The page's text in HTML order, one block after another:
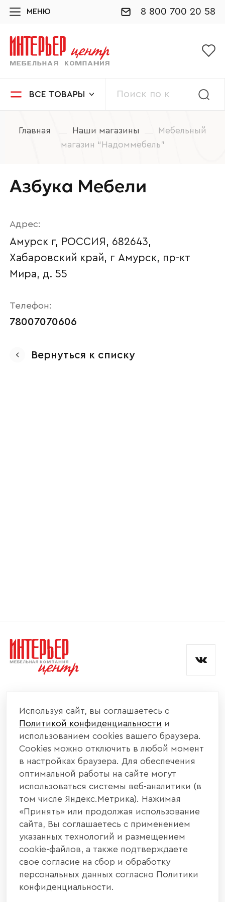
МЕНЮ 8 800 700 20 58
ВСЕ ТОВАРЫ
Главная Наши магазины
Мебельный
магазин “Надоммебель”
Азбука Мебели
Адрес:
Амурск г, РОССИЯ, 682643,
Хабаровский край, г Амурск, пр-кт
Мира, д. 55
Телефон:
78007070606
Вернуться к списку
КАТАЛОГ МЕБЕЛИ
ИНФОРМАЦИЯ
НАШИ КОНТАКТЫ
+7 800 700 20 58
440004, г. Пенза, ул. Рябова, д. 31
info@interier-center.ru
Согласен с
и обработкой данных.
Используя сайт, вы соглашаетесь с
Политикой конфиденциальности и
использованием cookies вашего браузера.
Cookies можно отключить в любой момент
в настройках браузера. Для обеспечения
оптимальной работы на сайте могут
использоваться системы веб-аналитики (в
том числе Яндекс.Метрика). Нажимая
«Принять» или продолжая использование
сайта, Вы соглашаетесь с применением
указанных технологий и размещением
cookie-файлов, а также подтверждаете
свое согласие на сбор и обработку
персональных данных согласно Политики
конфиденциальности.